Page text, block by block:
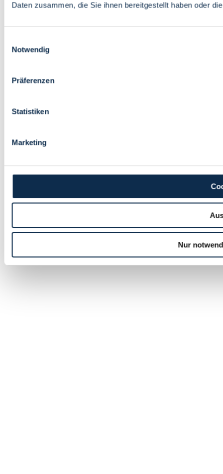
Daten zusammen, die Sie ihnen bereitgestellt haben oder
Notwendig
Präferenzen
Statistiken
Marketing
Nur